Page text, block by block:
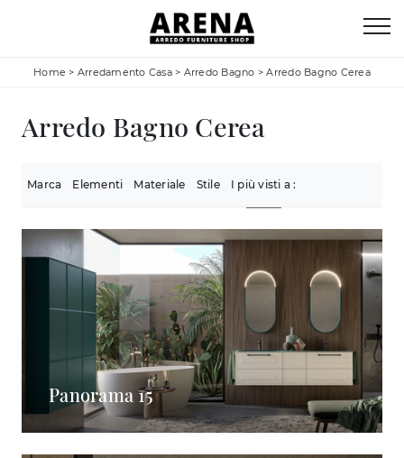
Home > Arredamento Casa> Arredo Bagno >Arredo Bagno Cerea
Arredo Bagno Cerea
Marca Elementi Materiale Stile I più visti a :
Panorama 15